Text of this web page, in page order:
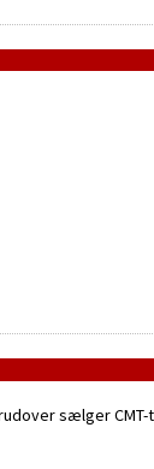
sælger CMT-